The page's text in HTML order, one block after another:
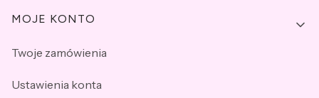
MOJE KONTO
Twoje zamówienia
Ustawienia konta